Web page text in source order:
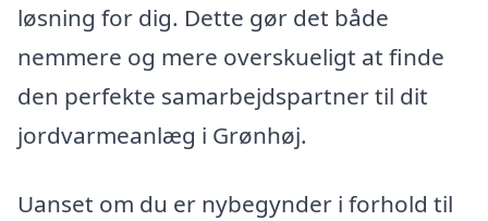
løsning for dig. Dette gør det både
nemmere og mere overskueligt at finde
den perfekte samarbejdspartner til dit
jordvarmeanlæg i Grønhøj.
Uanset om du er nybegynder i forhold til